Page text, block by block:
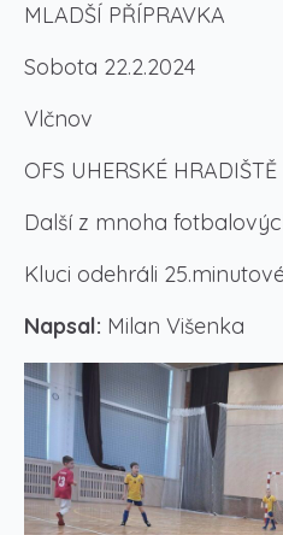
MLADŠÍ PŘÍPRAVKA
Sobota 22.2.2024
Vlčnov
OFS UHERSKÉ HRADIŠTĚ
Další z mnoha
Kluci odehráli
Napsal: Milan Višenka